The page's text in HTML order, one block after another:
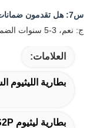
س7: هل تقدمون ضمانات للمنتجات؟
ج: نعم، 3-5 سنوات الضمان
العلامات:
بطارية الليثيوم
بطارية ليثيوم 2S2P لإضاءة الشارع بالطاقة الشمسية,3.7 فولت 2600 مللي أمبير في الساعة ليثيوم أيون 2S2P,5200 مللي أمبير في الساعة 7.4 فولت ليثيوم أيون 2S2P